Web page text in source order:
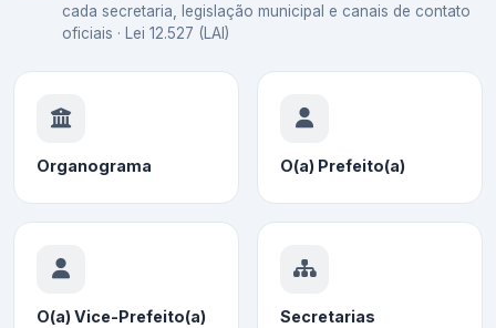
cada secretaria, legislação municipal e canais de contato
oficiais · Lei 12.527 (LAI)
Organograma O(a) Prefeito(a)
O(a) Vice-Prefeito(a) Secretarias